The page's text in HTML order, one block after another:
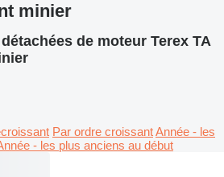
minier
de moteur Terex TA
Par ordre croissantAnnée - les
- les plus anciens au début